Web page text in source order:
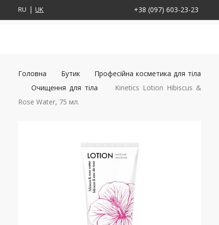
RU UK +38 (097) 603-23-23
Головна Бутик
Професійна косметика для тіла
Очищення для тіла
Kinetics Lotion Hibiscus &
Rose Water, 75 мл.